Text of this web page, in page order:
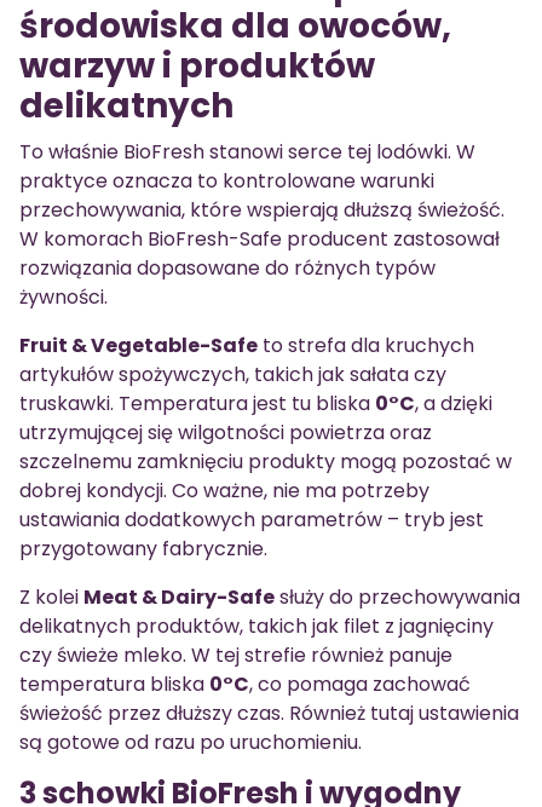
środowiska dla owoców,
warzyw i produktów
delikatnych
To właśnie BioFresh stanowi serce tej lodówki. W
praktyce oznacza to kontrolowane warunki
przechowywania, które wspierają dłuższą świeżość.
W komorach BioFresh-Safe producent zastosował
rozwiązania dopasowane do różnych typów
żywności.
Fruit & Vegetable-Safe to strefa dla kruchych
artykułów spożywczych, takich jak sałata czy
truskawki. Temperatura jest tu bliska 0°C, a dzięki
utrzymującej się wilgotności powietrza oraz
szczelnemu zamknięciu produkty mogą pozostać w
dobrej kondycji. Co ważne, nie ma potrzeby
ustawiania dodatkowych parametrów – tryb jest
przygotowany fabrycznie.
Z kolei Meat & Dairy-Safesłuży do przechowywania
delikatnych produktów, takich jak filet z jagnięciny
czy świeże mleko. W tej strefie również panuje
temperatura bliska 0°C, co pomaga zachować
świeżość przez dłuższy czas. Również tutaj ustawienia
są gotowe od razu po uruchomieniu.
3 schowki BioFresh i wygodny